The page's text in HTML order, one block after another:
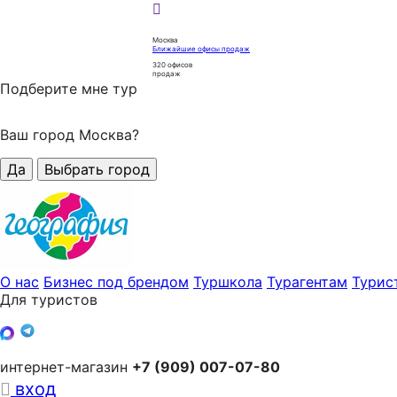
Москва
Ближайшие офисы продаж
320 офисов
продаж
Подберите мне тур
Ваш город Москва?
Да
Выбрать город
О нас Бизнес под брендом Туршкола Турагентам
Для туристов
интернет-магазин +7 (909) 007-07-80
вход